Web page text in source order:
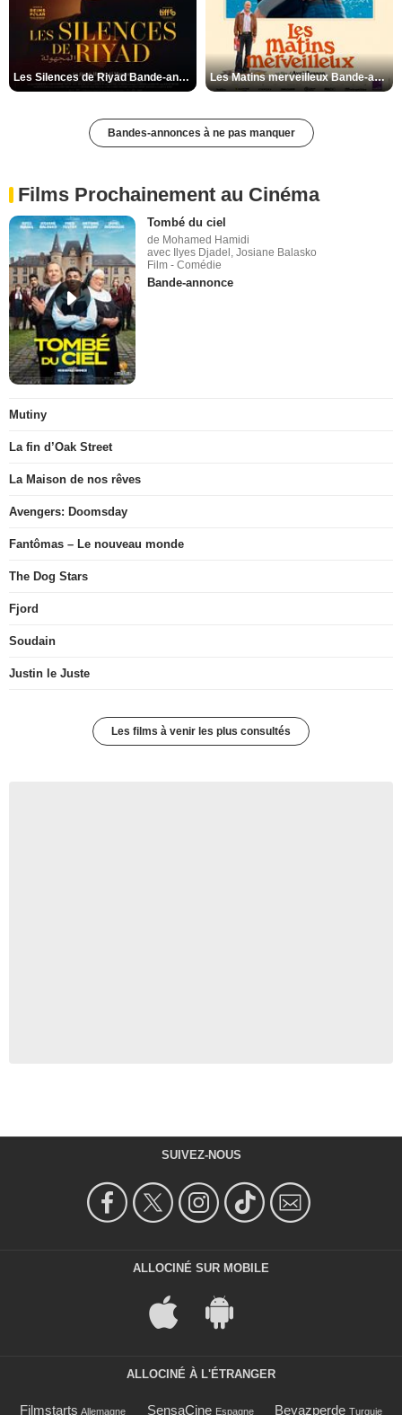
Les Silences de Riyad Bande-annonce VO STFR Les Matins merveilleux Bande-annonce VF
Bandes-annonces à ne pas manquer
Films Prochainement au Cinéma
Tombé du ciel
de Mohamed Hamidi
avec Ilyes Djadel, Josiane Balasko
Film - Comédie
Bande-annonce
Mutiny
La fin d’Oak Street
La Maison de nos rêves
Avengers: Doomsday
Fantômas – Le nouveau monde
The Dog Stars
Fjord
Soudain
Justin le Juste
Les films à venir les plus consultés
SUIVEZ-NOUS
ALLOCINÉ SUR MOBILE
ALLOCINÉ À L'ÉTRANGER
Filmstarts Allemagne SensaCine Espagne Beyazperde Turquie